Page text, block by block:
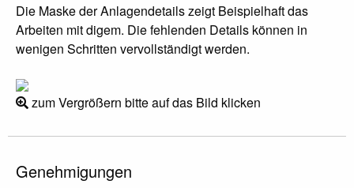
Die Maske der Anlagendetails zeigt Beispielhaft das
Arbeiten mit digem. Die fehlenden Details können in
wenigen Schritten vervollständigt werden.
zum Vergrößern bitte auf das Bild klicken
Genehmigungen